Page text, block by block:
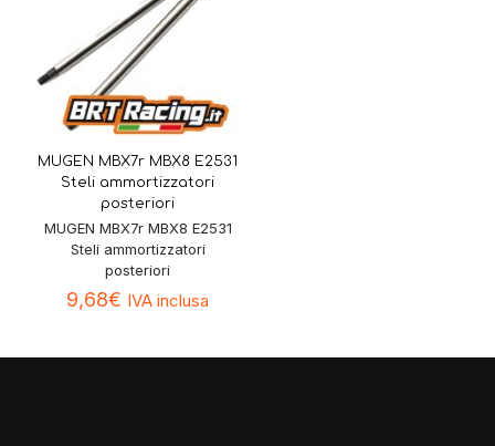
MUGEN MBX7r MBX8 E2531
Steli ammortizzatori
posteriori
MUGEN MBX7r MBX8 E2531
Steli ammortizzatori
posteriori
9,68€ IVA inclusa